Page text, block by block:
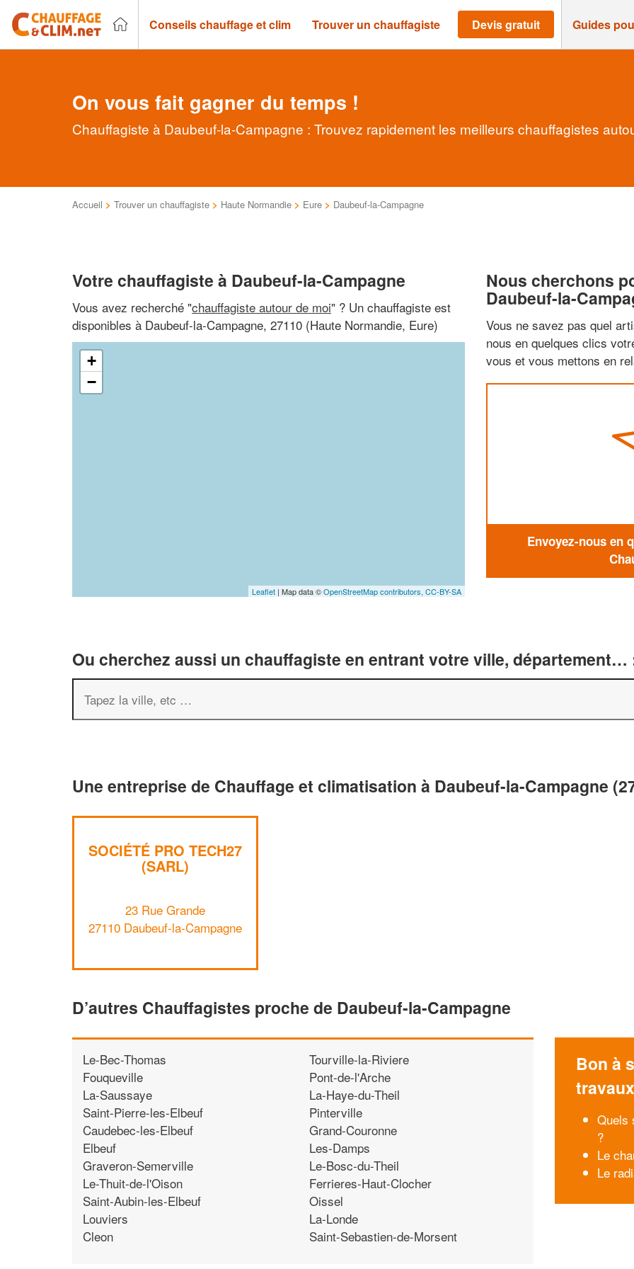
Conseils chauffage et clim Trouver un chauffagiste Devis gratuit Guides
On vous fait gagner du temps !
Chauffagiste à Daubeuf-la-Campagne : Trouvez rapidement les meilleurs chauffagistes
Accueil > Trouver un chauffagiste > Haute Normandie > Eure > Daubeuf-la-Campagne
Votre chauffagiste à Daubeuf-la-Campagne
Vous avez recherché "chauffagiste autour de moi" ? Un chauffagiste est
disponibles à Daubeuf-la-Campagne, 27110 (Haute Normandie, Eure)
+
−
Leaflet | Map data ©OpenStreetMap contributors, CC-BY-SA
Nous cherchons
Daubeuf-la-
Vous ne savez pas quel
nous en quelques clics
vous et vous mettons en
Envoyez-nous en
Ou cherchez aussi un chauffagiste en entrant votre ville, département…
Une entreprise de Chauffage et climatisation à Daubeuf-la-Campagne
SOCIÉTÉ PRO TECH27
(SARL)
23 Rue Grande
27110 Daubeuf-la-Campagne
D’autres Chauffagistes proche de Daubeuf-la-Campagne
Le-Bec-Thomas
Fouqueville
La-Saussaye
Saint-Pierre-les-Elbeuf
Caudebec-les-Elbeuf
Elbeuf
Graveron-Semerville
Le-Thuit-de-l'Oison
Saint-Aubin-les-Elbeuf
Louviers
Cleon
Tourville-la-Riviere
Pont-de-l'Arche
La-Haye-du-Theil
Pinterville
Grand-Couronne
Les-Damps
Le-Bosc-du-Theil
Ferrieres-Haut-Clocher
Oissel
La-Londe
Saint-Sebastien-de-Morsent
Bon à
travaux
Quels
?
Le
Le